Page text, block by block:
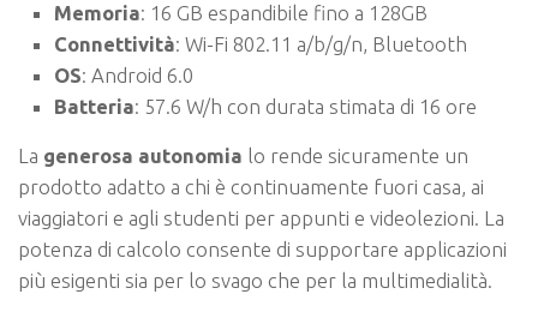
Memoria: 16 GB espandibile fino a 128GB
Connettività: Wi-Fi 802.11 a/b/g/n, Bluetooth
OS: Android 6.0
Batteria: 57.6 W/h con durata stimata di 16 ore
La generosa autonomia lo rende sicuramente un
prodotto adatto a chi è continuamente fuori casa, ai
viaggiatori e agli studenti per appunti e videolezioni. La
potenza di calcolo consente di supportare applicazioni
più esigenti sia per lo svago che per la multimedialità.